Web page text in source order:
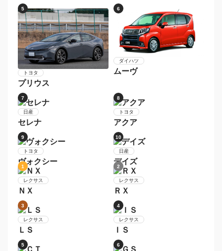
ダイハツ
タント
ホンダ
Ｎ−ＢＯＸカスタム
3
ホンダ
Ｎ−ＢＯＸ スズキ
ハスラー
5
トヨタ
6
ムーヴ